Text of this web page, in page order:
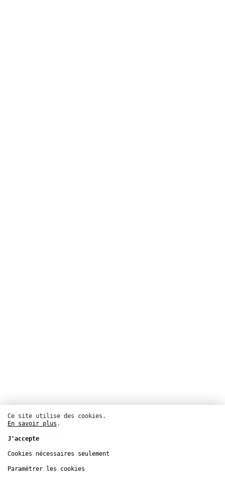
Danse
Théâtre Jean-Vilar
18sept.
CND Centre national de la danse
Ce site utilise des cookies.
En savoir plus .
J'accepte
Cookies nécessaires seulement
Paramétrer les cookies